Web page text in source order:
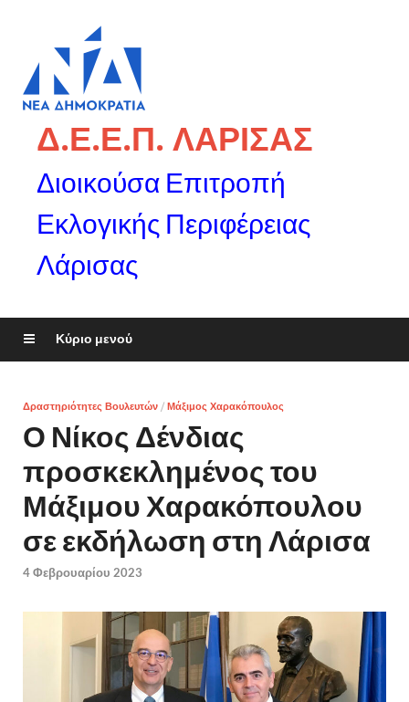
Δ.Ε.Ε.Π. ΛΑΡΙΣΑΣ
Διοικούσα Επιτροπή
Εκλογικής Περιφέρειας
Λάρισας
Κύριο μενού
Δραστηριότητες Βουλευτών / Μάξιμος Χαρακόπουλος
Ο Νίκος Δένδιας
προσκεκλημένος του
Μάξιμου Χαρακόπουλου
σε εκδήλωση στη Λάρισα
4 Φεβρουαρίου 2023